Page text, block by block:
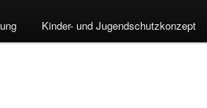
Kinder- und Jugendschutzkonzept